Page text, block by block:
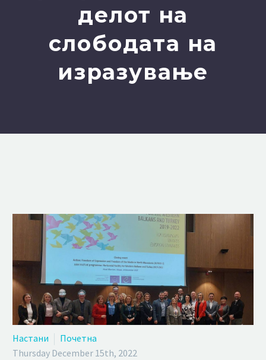
делот на
слободата на
изразување
Настани
Почетна
Thursday December 15th, 2022